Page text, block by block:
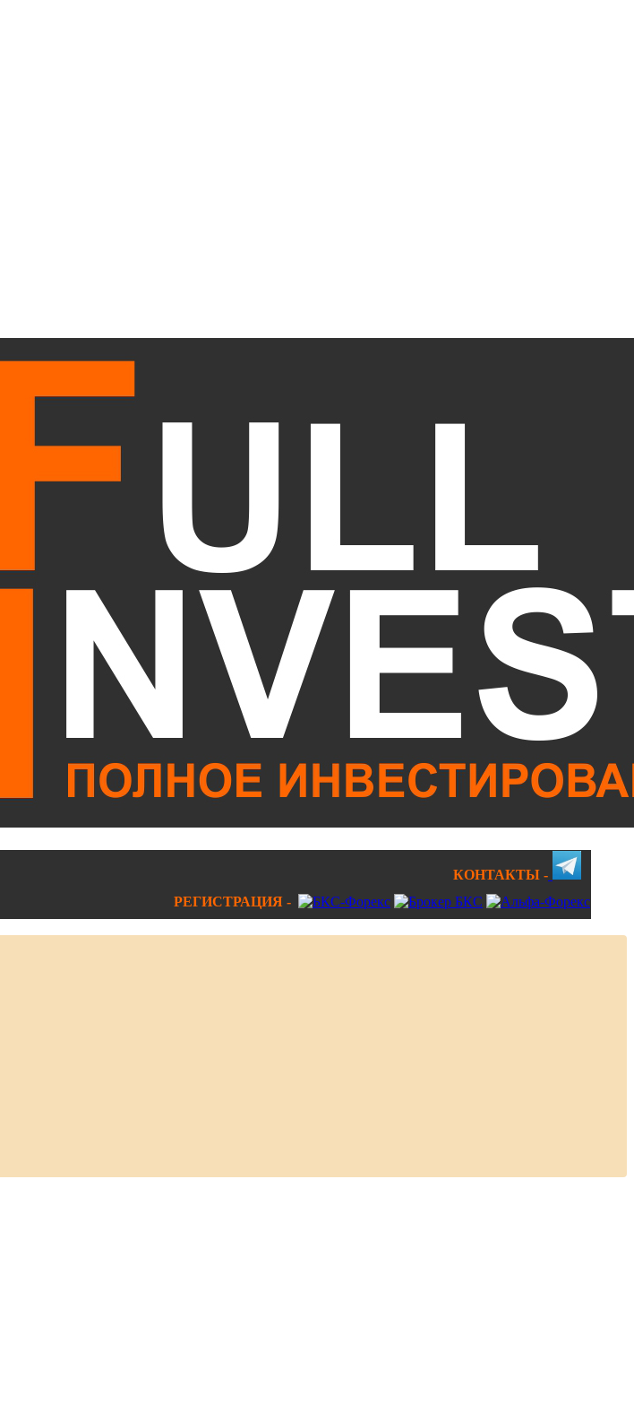
КОНТАКТЫ -
РЕГИСТРАЦИЯ -